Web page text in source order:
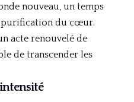
nouveau, un temps
purification du cœur.
acte renouvelé de
de transcender les